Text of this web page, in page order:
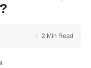
2 Min Read